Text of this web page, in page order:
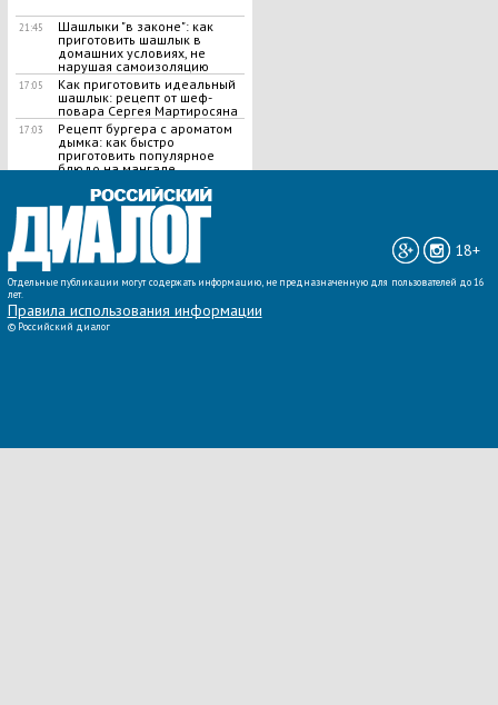
21:45
Шашлыки "в законе": как
приготовить шашлык в
домашних условиях, не
нарушая самоизоляцию
17:05
Как приготовить идеальный
шашлык​: рецепт от шеф-
повара Сергея Мартиросяна
17:03
Рецепт бургера с ароматом
дымка: как быстро
приготовить популярное
блюдо на мангале
ВСЕ НОВОСТИ »
18+
Отдельные публикации могут содержать информацию, не предназначенную для пользователей до 16
лет.
Правила использования информации
© Российский диалог